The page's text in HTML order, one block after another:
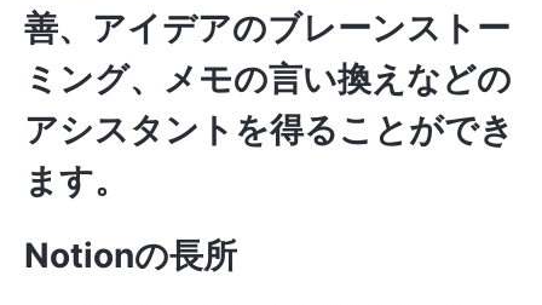
善、アイデアのブレーンストー
ミング、メモの言い換えなどの
アシスタントを得ることができ
ます。
Notionの長所